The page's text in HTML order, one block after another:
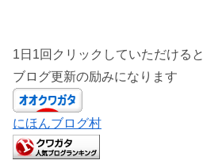
1日1回クリックしていただけると
ブログ更新の励みになります
にほんブログ村